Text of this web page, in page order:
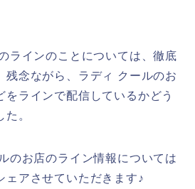
ラインのことについては、徹底
残念ながら、ラディ クールのお
をラインで配信しているかどう
。
のお店のライン情報については
ェアさせていただきます♪